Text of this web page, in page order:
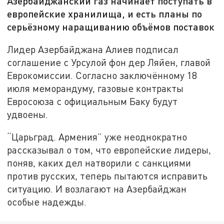
европейские хранилища, и есть планы по
серьёзному наращиванию объёмов поставок
Лидер Азербайджана Алиев подписал
соглашение с Урсулой фон дер Ляйен, главой
Еврокомиссии. Согласно заключённому 18
июля меморандуму, газовые контракты
Евросоюза с официальным Баку будут
удвоены.
“Царьград. Армения” уже неоднократно
рассказывал о том, что европейские лидеры,
поняв, каких дел натворили с санкциями
против русских, теперь пытаются исправить
ситуацию. И возлагают на Азербайджан
особые надежды.